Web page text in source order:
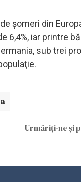
şomeri din
6,4%, iar printre
sub trei
Urmăriți-ne și